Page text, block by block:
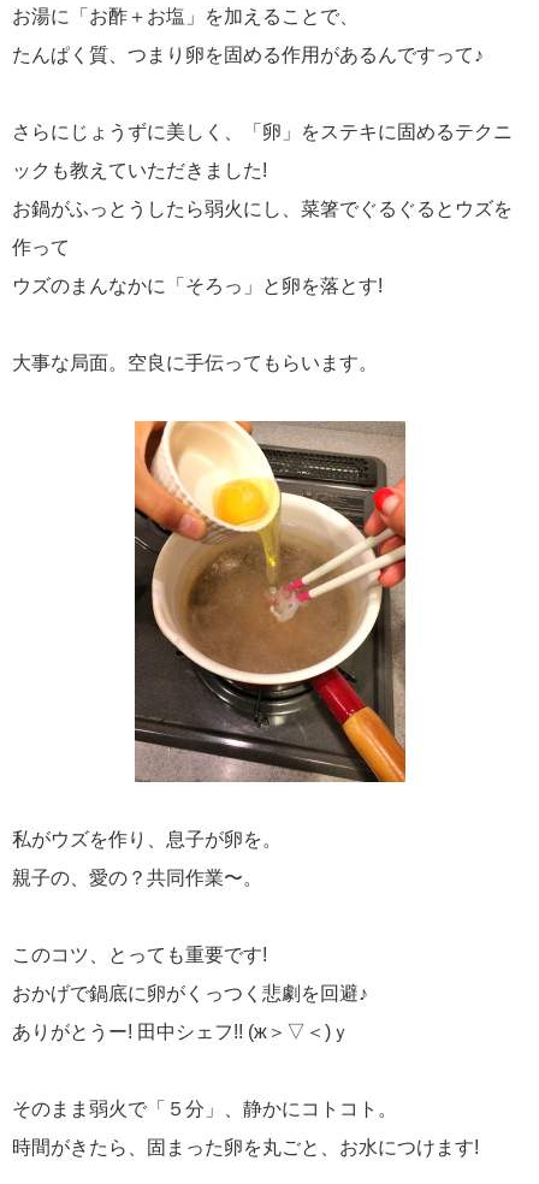
お湯に「お酢＋お塩」を加えることで、
たんぱく質、つまり卵を固める作用があるんですって♪
さらにじょうずに美しく、「卵」をステキに固めるテクニ
ックも教えていただきました!
お鍋がふっとうしたら弱火にし、菜箸でぐるぐるとウズを
作って
ウズのまんなかに「そろっ」と卵を落とす!
大事な局面。空良に手伝ってもらいます。
私がウズを作り、息子が卵を。
親子の、愛の？共同作業〜。
このコツ、とっても重要です!
おかげで鍋底に卵がくっつく悲劇を回避♪
ありがとうー! 田中シェフ!! (ж＞▽＜)ｙ
そのまま弱火で「５分」、静かにコトコト。
時間がきたら、固まった卵を丸ごと、お水につけます!